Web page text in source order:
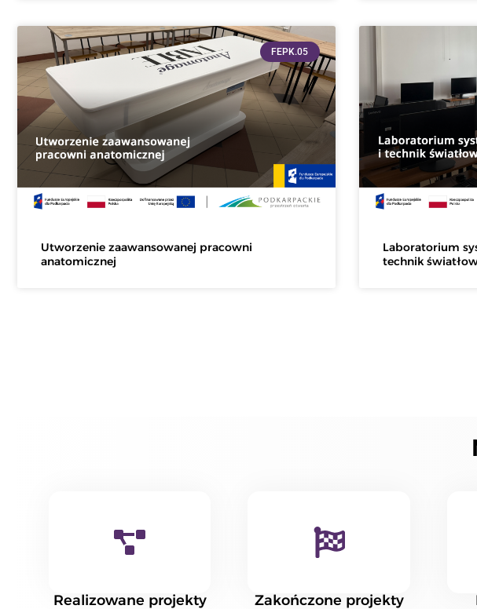
FEPK.05
Utworzenie zaawansowanej pracowni
anatomicznej
Laboratorium
technik
Realizowane projekty Zakończone projekty